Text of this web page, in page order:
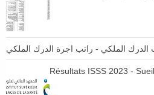
الدرك الملكي - راتب اجرة الدرك الملكي
Résultats ISSS 2023 -